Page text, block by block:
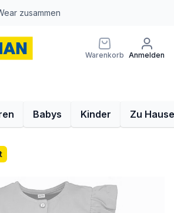
zusammen
Warenkorb Anmelden
Babys Kinder Zu Hause